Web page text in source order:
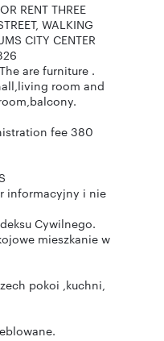
RENT THREE
WALKING
CITY CENTER
are furniture .
room and
fee 380
informacyjny i nie
Cywilnego.
mieszkanie w
pokoi ,kuchni,